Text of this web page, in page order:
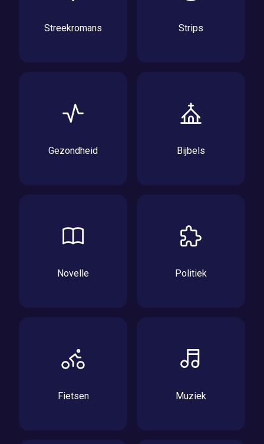
Streekromans Strips
Gezondheid Bijbels
Novelle Politiek
Fietsen Muziek